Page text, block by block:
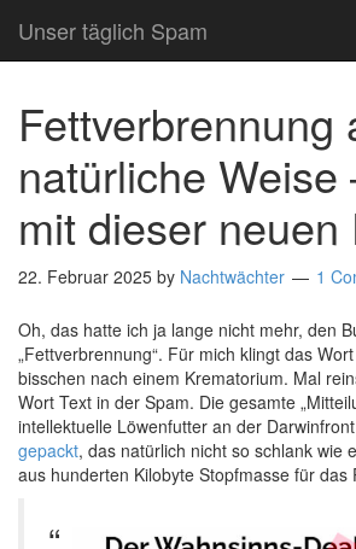
Unser täglich Spam
Fettverbrennung
natürliche Weise
mit dieser neuen
22. Februar 2025 by Nachtwächter 1
Oh, das hatte ich ja lange nicht mehr, den
„Fettverbrennung“. Für mich klingt das
bisschen nach einem Krematorium. Mal
Wort Text in der Spam. Die gesamte
intellektuelle Löwenfutter an der Darwinfront
gepackt, das natürlich nicht so schlank wie
aus hunderten Kilobyte Stopfmasse für das